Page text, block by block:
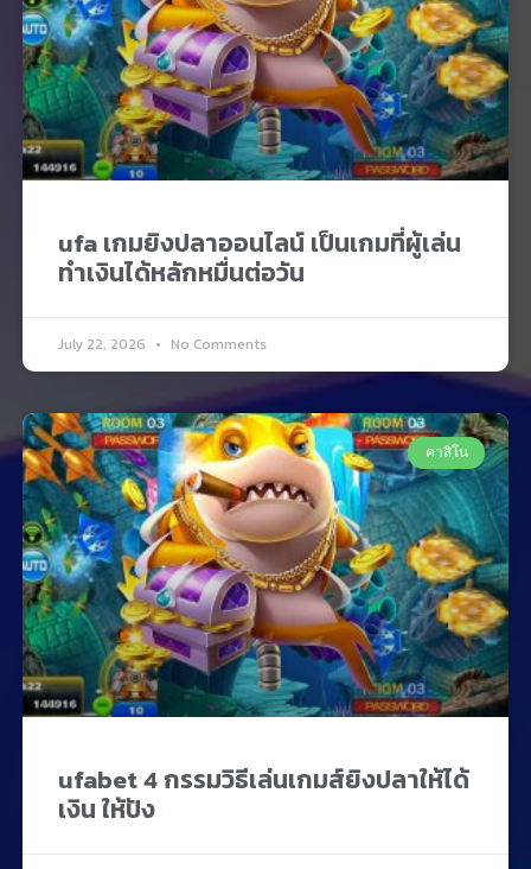
ufa เกมยิงปลาออนไลน์ เป็นเกมที่ผู้เล่น
ทำเงินได้หลักหมื่นต่อวัน
July 22, 2026 No Comments
คาสิโน
ufabet 4 กรรมวิธีเล่นเกมส์ยิงปลาให้ได้
เงิน ให้ปัง